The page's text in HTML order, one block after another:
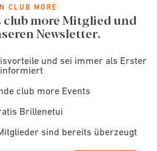
CLUB MORE
club more Mitglied und
Newsletter.
und sei immer als Erster
informiert
club more Events
Brillenetui
sind bereits überzeugt